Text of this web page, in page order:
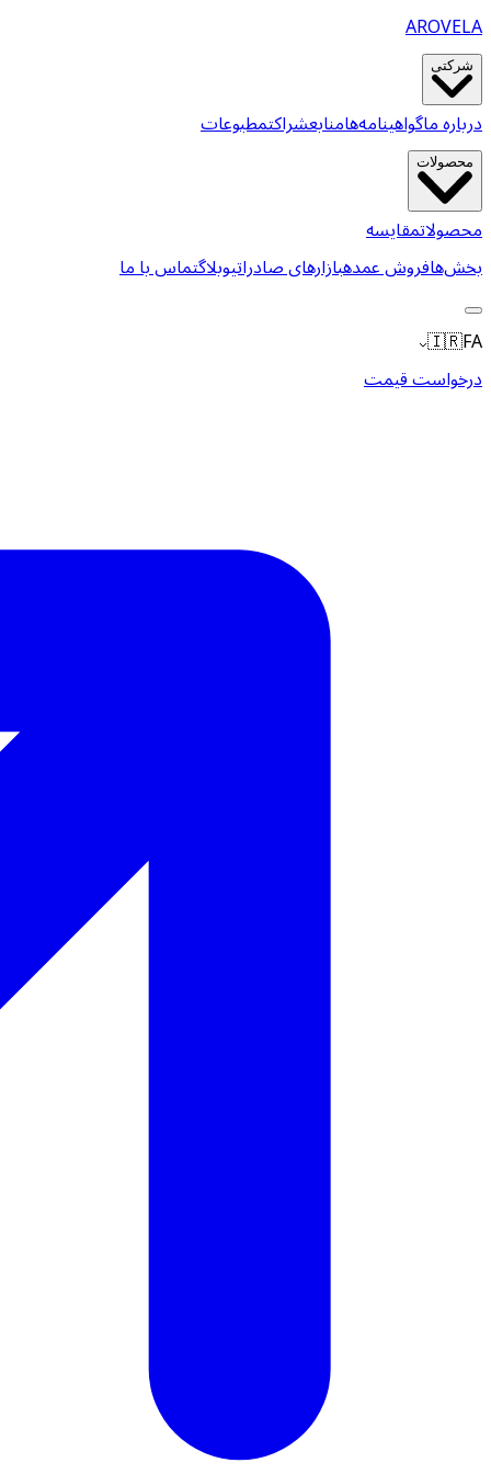
AROVELA
شرکتی
درباره ماگواهینامه‌هامنابعشراکتمطبوعات
محصولات
محصولاتمقایسه
بخش‌هافروش عمدهبازارهای صادراتیوبلاگتماس با ما
🇮🇷FA
درخواست قیمت